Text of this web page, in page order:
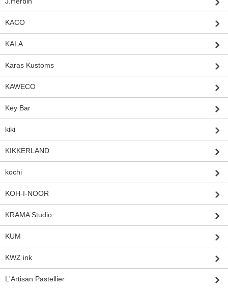
KACO
KALA
Karas Kustoms
KAWECO
Key Bar
kiki
KIKKERLAND
kochi
KOH-I-NOOR
KRAMA Studio
KUM
KWZ ink
L'Artisan Pastellier